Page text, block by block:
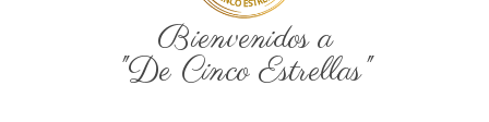
Bienvenidos a
"De Cinco Estrellas"